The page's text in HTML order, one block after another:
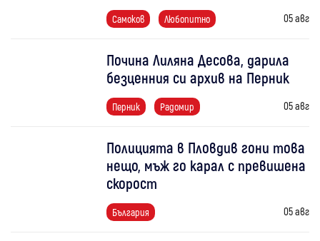
Самоков Любопитно 05 авг
Почина Лиляна Десова, дарила
безценния си архив на Перник
Перник Радомир 05 авг
Полицията в Пловдив гони това
нещо, мъж го карал с превишена
скорост
България 05 авг